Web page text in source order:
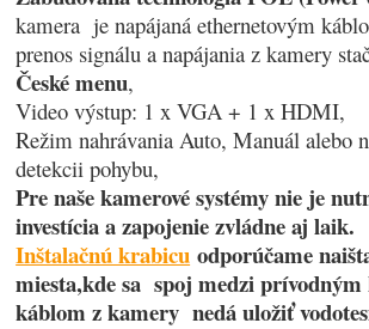
kamera je napájaná ethernetovým
prenos signálu a napájania z kamery
České menu,
Video výstup: 1 x VGA + 1 x HDMI,
Režim nahrávania Auto, Manuál alebo
detekcii pohybu,
Pre naše kamerové systémy nie je
investícia a zapojenie zvládne aj laik.
Inštalačnú krabicu odporúčame
miesta,kde sa spoj medzi
káblom z kamery nedá uložiť